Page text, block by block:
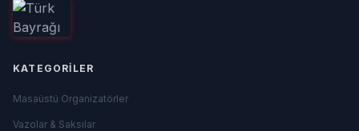
KATEGORILER
Masaüstü Organizatörler
Vazolar & Saksılar